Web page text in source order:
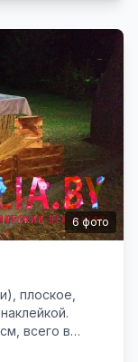
6фото
плоское,
всего в